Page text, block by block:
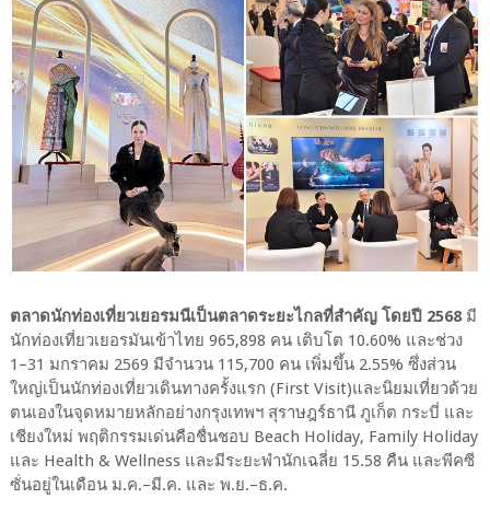
ตลาดนักท่องเที่ยวเยอรมนีเป็นตลาดระยะไกลที่สำคัญ โดยปี 2568มี
นักท่องเที่ยวเยอรมันเข้าไทย 965,898 คน เติบโต 10.60% และช่วง
1–31 มกราคม 2569 มีจำนวน 115,700 คน เพิ่มขึ้น 2.55% ซึ่งส่วน
ใหญ่เป็นนักท่องเที่ยวเดินทางครั้งแรก (First Visit)และนิยมเที่ยวด้วย
ตนเองในจุดหมายหลักอย่างกรุงเทพฯ สุราษฎร์ธานี ภูเก็ต กระบี่ และ
เชียงใหม่ พฤติกรรมเด่นคือชื่นชอบ Beach Holiday, Family Holiday
และ Health & Wellness และมีระยะพำนักเฉลี่ย 15.58 คืน และพีคซี
ซั่นอยู่ในเดือน ม.ค.–มี.ค. และ พ.ย.–ธ.ค.